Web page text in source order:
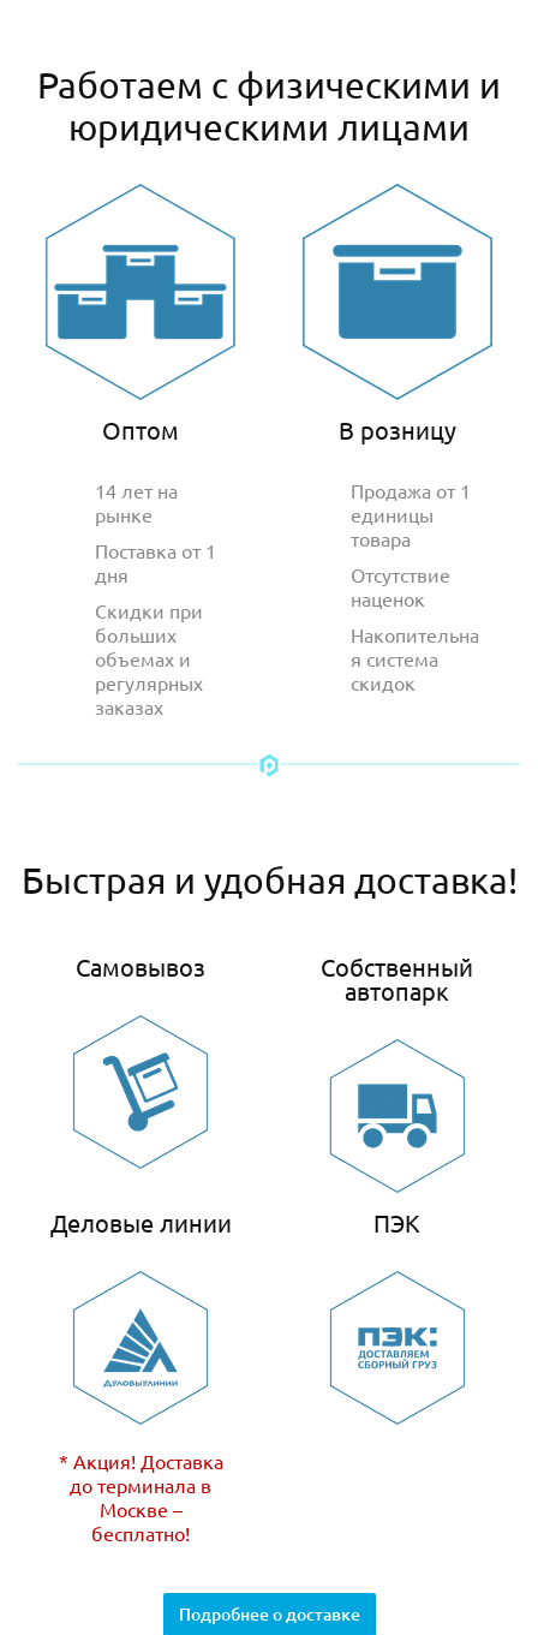
Работаем с физическими и
юридическими лицами
Оптом
14 лет на
рынке
Поставка от 1
дня
Скидки при
больших
объемах и
регулярных
заказах
В розницу
Продажа от 1
единицы
товара
Отсутствие
наценок
Накопительна
я система
скидок
Быстрая и удобная доставка!
Самовывоз
Собственный
автопарк
Деловые линии
* Акция! Доставка
до терминала в
Москве –
бесплатно!
ПЭК
Подробнее о доставке